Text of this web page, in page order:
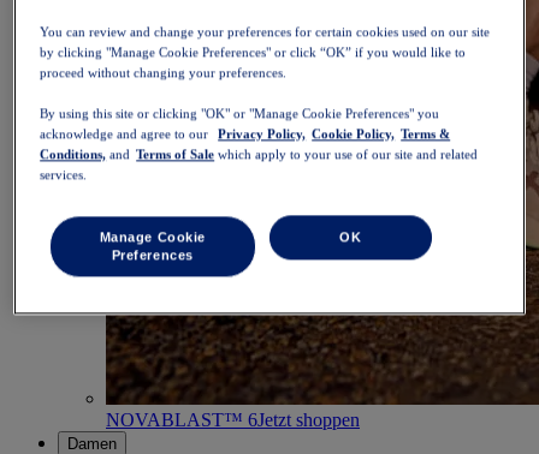
NOVABLAST™ 6Jetzt shoppen
Damen
You can review and change your preferences for certain cookies used on our site
by clicking "Manage Cookie Preferences" or click “OK” if you would like to
proceed without changing your preferences.
By using this site or clicking "OK" or "Manage Cookie Preferences" you
acknowledge and agree to our
Privacy Policy, Cookie Policy, Terms &
Conditions, and Terms of Sale which apply to your use of our site and related
services.
Manage Cookie
Preferences
OK